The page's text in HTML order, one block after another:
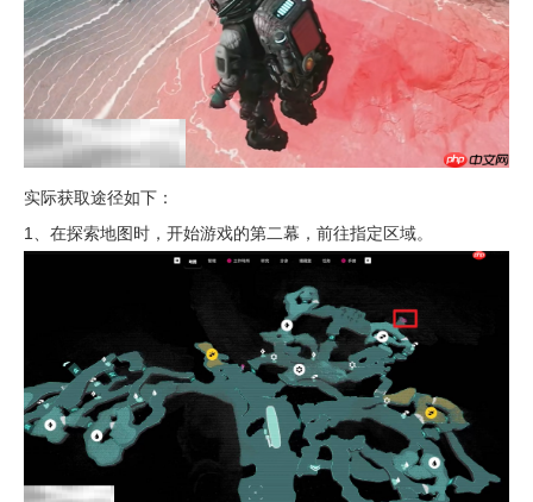
实际获取途径如下：
1、在探索地图时，开始游戏的第二幕，前往指定区域。